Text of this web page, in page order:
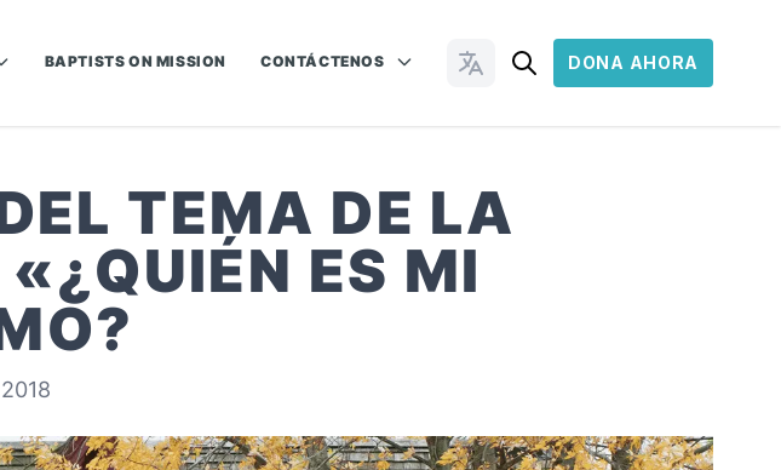
BAPTISTS ON MISSION CONTÁCTENOS Cambiar idiomaDONA AHORA
TEMA DE LA
ES MI